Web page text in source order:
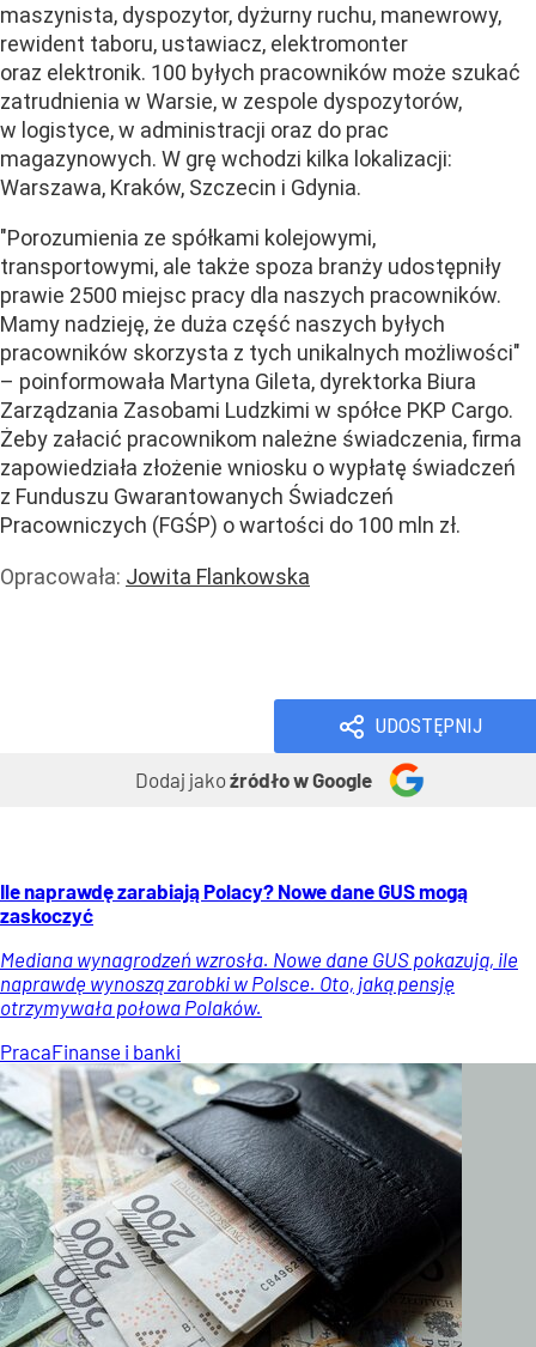
maszynista, dyspozytor, dyżurny ruchu, manewrowy,
rewident taboru, ustawiacz, elektromonter
oraz elektronik. 100 byłych pracowników może szukać
zatrudnienia w Warsie, w zespole dyspozytorów,
w logistyce, w administracji oraz do prac
magazynowych. W grę wchodzi kilka lokalizacji:
Warszawa, Kraków, Szczecin i Gdynia.
"Porozumienia ze spółkami kolejowymi,
transportowymi, ale także spoza branży udostępniły
prawie 2500 miejsc pracy dla naszych pracowników.
Mamy nadzieję, że duża część naszych byłych
pracowników skorzysta z tych unikalnych możliwości"
– poinformowała Martyna Gileta, dyrektorka Biura
Zarządzania Zasobami Ludzkimi w spółce PKP Cargo.
Żeby załacić pracownikom należne świadczenia, firma
zapowiedziała złożenie wniosku o wypłatę świadczeń
z Funduszu Gwarantowanych Świadczeń
Pracowniczych (FGŚP) o wartości do 100 mln zł.
Opracowała: Jowita Flankowska
UDOSTĘPNIJ
Dodaj jakoźródło w Google
Ile naprawdę zarabiają Polacy? Nowe dane GUS mogą
zaskoczyć
Mediana wynagrodzeń wzrosła. Nowe dane GUS pokazują, ile
naprawdę wynoszą zarobki w Polsce. Oto, jaką pensję
otrzymywała połowa Polaków.
PracaFinanse i banki